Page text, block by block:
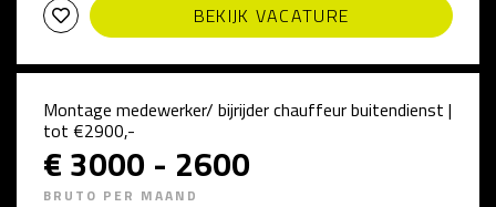
BEKIJK VACATURE
Montage medewerker/ bijrijder chauffeur buitendienst |
tot €2900,-
€ 3000 - 2600
BRUTO PER MAAND